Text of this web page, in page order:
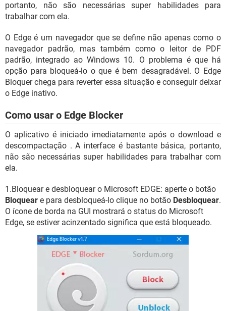
portanto, não são necessárias super habilidades para
trabalhar com ela.
O Edge é um navegador que se define não apenas como o
navegador padrão, mas também como o leitor de PDF
padrão, integrado ao Windows 10. O problema é que há
opção para bloqueá-lo o que é bem desagradável. O Edge
Bloquer chega para reverter essa situação e conseguir deixar
o Edge inativo.
Como usar o Edge Blocker
O aplicativo é iniciado imediatamente após o download e
descompactação . A interface é bastante básica, portanto,
não são necessárias super habilidades para trabalhar com
ela.
1.Bloquear e desbloquear o Microsoft EDGE: aperte o botão
Bloquear e para desbloqueá-lo clique no botão Desbloquear.
O ícone de borda na GUI mostrará o status do Microsoft
Edge, se estiver acinzentado significa que está bloqueado.